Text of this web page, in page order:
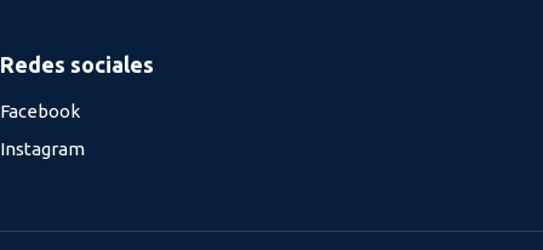
Redes sociales
Facebook
Instagram